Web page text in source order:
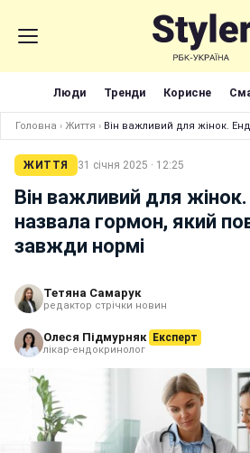
Люди Тренди Корисне
Головна › Життя › Він важливий для жінок.
ЖИТТЯ 31 січня 2025 · 12:25
Він важливий для
назвала гормон, який
завжди нормі
Тетяна Самарук
редактор стрічки новин
Олеся Підмурняк Експерт
лікар-ендокринолог